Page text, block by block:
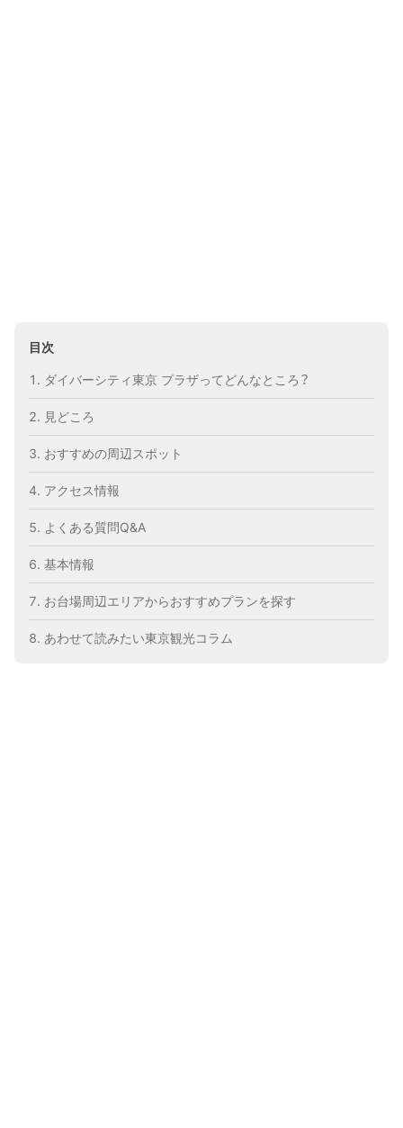
目次
ダイバーシティ東京 プラザってどんなところ？
見どころ
おすすめの周辺スポット
アクセス情報
よくある質問Q&A
基本情報
お台場周辺エリアからおすすめプランを探す
あわせて読みたい東京観光コラム